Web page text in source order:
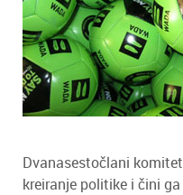
Dvanasestočlani
kreiranje politike i čini